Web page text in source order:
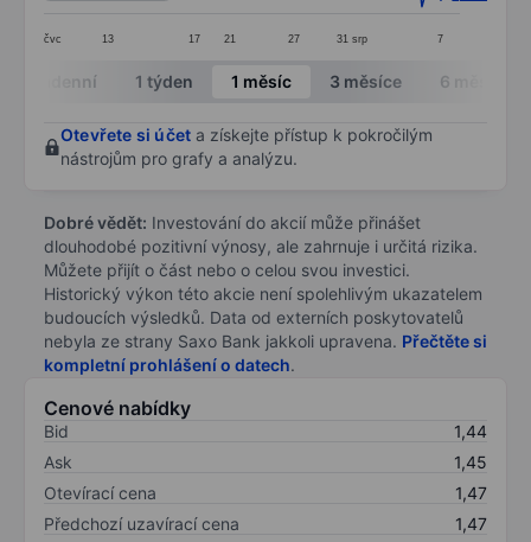
čvc 13 17 21 27 31 srp 7
End of interactive chart.
Intradenní 1 týden 1 měsíc 3 měsíce 6 měsíců
Otevřete si účet a získejte přístup k pokročilým
nástrojům pro grafy a analýzu.
Dobré vědět: Investování do akcií může přinášet
dlouhodobé pozitivní výnosy, ale zahrnuje i určitá rizika.
Můžete přijít o část nebo o celou svou investici.
Historický výkon této akcie není spolehlivým ukazatelem
budoucích výsledků. Data od externích poskytovatelů
nebyla ze strany Saxo Bank jakkoli upravena. Přečtěte si
kompletní prohlášení o datech.
Cenové nabídky
Bid
1,44
Ask
1,45
Otevírací cena
1,47
Předchozí uzavírací cena
1,47